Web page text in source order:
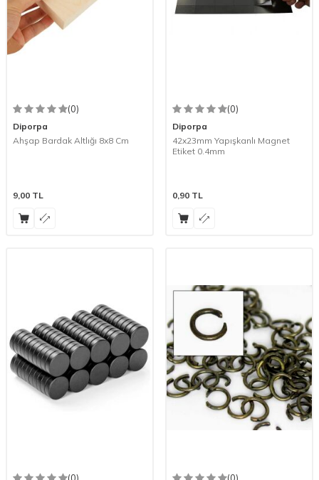
(0)
Diporpa
Ahşap Bardak Altlığı 8x8 Cm
9,00 TL
(0)
Diporpa
42x23mm Yapışkanlı Magnet
Etiket 0.4mm
0,90 TL